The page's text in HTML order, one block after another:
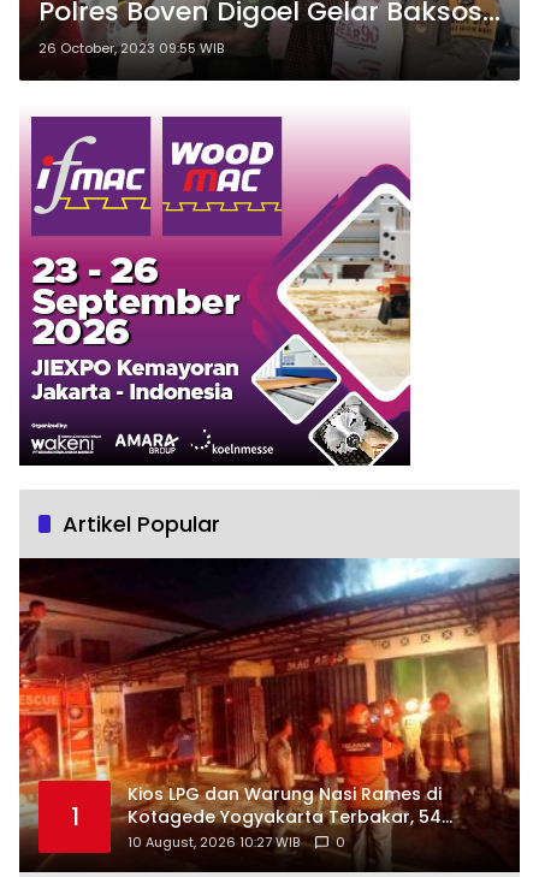
Polres Boven Digoel Gelar Baksos
Alumni AKABRI 90
26 October, 2023 09:55 WIB
Artikel Popular
1
Kios LPG dan Warung Nasi Rames di
Kotagede Yogyakarta Terbakar, 54
Tabung Gas Ludes
10 August, 2026 10:27 WIB 0